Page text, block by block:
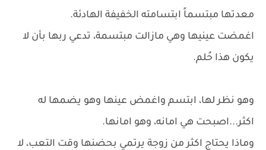
معدتها مبتسماً ابتسامته الخفيفة الهادئة.
اغمضت عينيها وهي مازالت مبتسمة، تدعي ربها بأن لا
يكون هذا حُلم.
وهو نظر لها، ابتسم واغمض عينها وهو يضمها له
اكثر...اصبحت هي امانه، وهو امانها.
وماذا يحتاج اكثر من زوجة يرتمي بحضنها وقت التعب، لا